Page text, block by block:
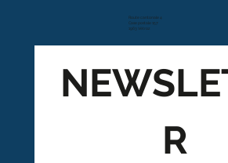
Route cantonale 4
Case postale 157
1963 Vétroz
R